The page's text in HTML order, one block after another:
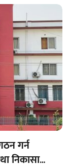
गर्न
निकासा